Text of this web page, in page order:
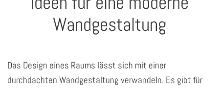
Wandgestaltung
Das Design eines Raums lässt sich mit einer
durchdachten Wandgestaltung verwandeln. Es gibt für